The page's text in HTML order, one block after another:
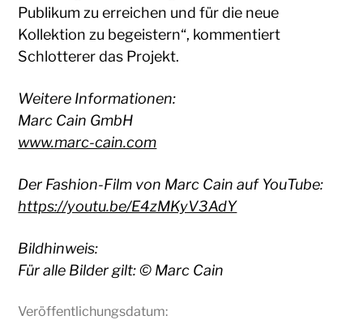
Publikum zu erreichen und für die neue
Kollektion zu begeistern“, kommentiert
Schlotterer das Projekt.
Weitere Informationen:
Marc Cain GmbH
www.marc-cain.com
Der Fashion-Film von Marc Cain auf YouTube:
https://youtu.be/E4zMKyV3AdY
Bildhinweis:
Für alle Bilder gilt: © Marc Cain
Veröffentlichungsdatum: